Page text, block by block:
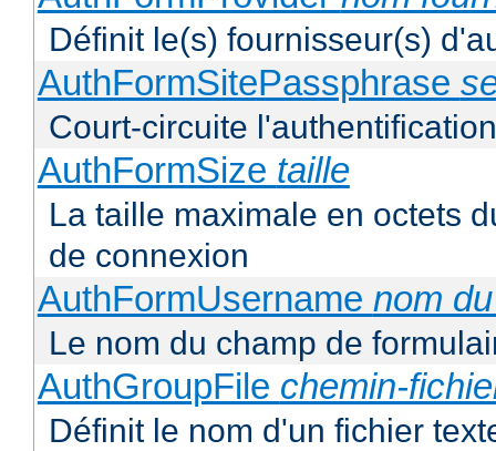
Définit le(s) fournisseur(s)
AuthFormSitePassphrase
Court-circuite
AuthFormSize taille
La taille maximale en octets
de connexion
AuthFormUsername nom
Le nom du champ de
AuthGroupFile chemin-
Définit le nom d'un fichier